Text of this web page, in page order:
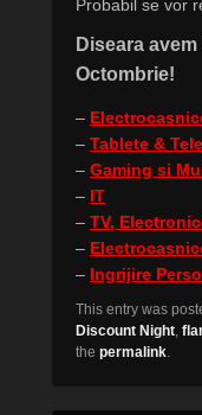
Probabil se vor
Diseara
Octombrie!
–
– Tablete &
– Gaming si
– IT
– TV,
–
– Ingrijire
This entry was
Discount Night,
the permalink.